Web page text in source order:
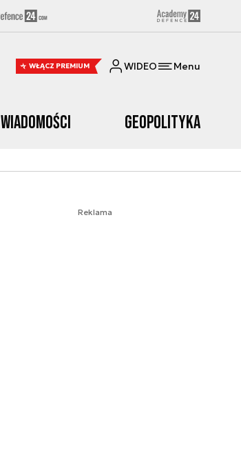
WŁĄCZ PREMIUM WIDEO Menu
Wiadomości Geopolityka
Reklama